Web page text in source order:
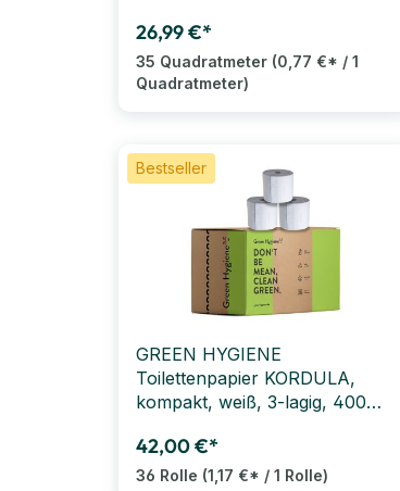
26,99 €*
35 Quadratmeter (0,77 €* / 1
Quadratmeter)
Bestseller
GREEN HYGIENE
Toilettenpapier KORDULA,
kompakt, weiß, 3-lagig, 400
42,00 €*
36 Rolle (1,17 €* / 1 Rolle)